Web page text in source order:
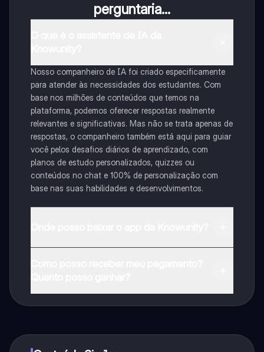
perguntaria...
Nosso companheiro de IA foi criado especificamente
para atender às necessidades dos estudantes. Com
base nos milhões de conteúdos que temos na
plataforma, podemos oferecer respostas realmente
relevantes e significativas. Mas não se trata apenas de
respostas, o companheiro também está aqui para guiar
você pelos desafios diários de aprendizado, com
planos de estudo personalizados, quizzes ou
conteúdos no chat e 100% de personalização com
base nas suas habilidades e desenvolvimentos.